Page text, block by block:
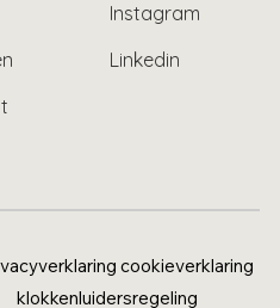
Instagram
Linkedin
cookieverklaring
klokkenluidersregeling